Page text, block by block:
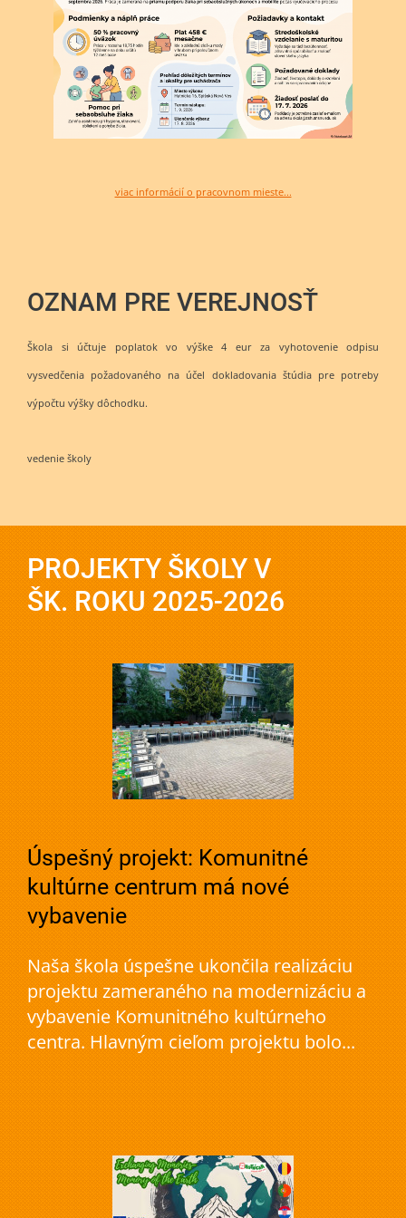
viac informácií o pracovnom mieste...
OZNAM PRE VEREJNOSŤ
Škola si účtuje poplatok vo výške 4 eur za vyhotovenie odpisu
vysvedčenia požadovaného na účel dokladovania štúdia pre potreby
výpočtu výšky dôchodku.
vedenie školy
PROJEKTY ŠKOLY V
ŠK. ROKU 2025-2026
Úspešný projekt: Komunitné
kultúrne centrum má nové
vybavenie
Naša škola úspešne ukončila realizáciu
projektu zameraného na modernizáciu a
vybavenie Komunitného kultúrneho
centra. Hlavným cieľom projektu bolo...